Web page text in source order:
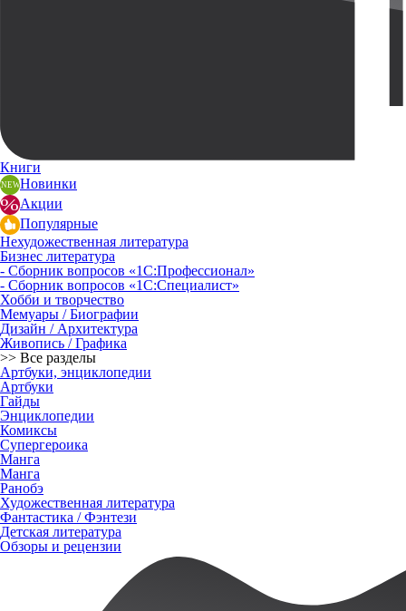
Книги
Новинки
Акции
Популярные
Нехудожественная литература
Бизнес литература
- Сборник вопросов «1С:Профессионал»
- Сборник вопросов «1С:Специалист»
Хобби и творчество
Мемуары / Биографии
Дизайн / Архитектура
Живопись / Графика
>> Все разделы
Артбуки, энциклопедии
Артбуки
Гайды
Энциклопедии
Комиксы
Супергероика
Манга
Манга
Ранобэ
Художественная литература
Фантастика / Фэнтези
Детская литература
Обзоры и рецензии